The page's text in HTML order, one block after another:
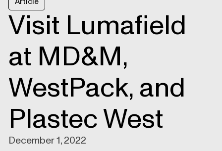
Visit Lumafield
at MD&M,
WestPack, and
Plastec West
December 1, 2022